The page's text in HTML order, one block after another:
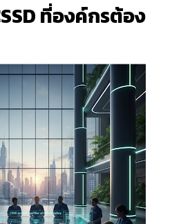
ที่องค์กรต้อง